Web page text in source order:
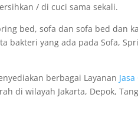
/ di cuci sama sekali.
bed, sofa dan sofa bed dan
bakteri yang ada pada Sofa,
berbagai Layanan
di wilayah Jakarta, Depok,